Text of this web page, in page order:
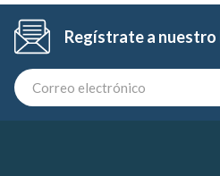
Regístrate a